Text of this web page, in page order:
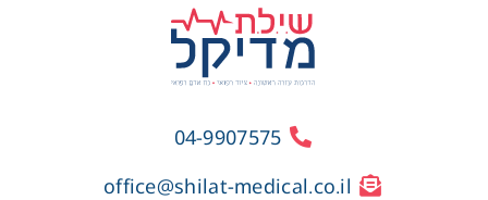
04-9907575
office@shilat-medical.co.il